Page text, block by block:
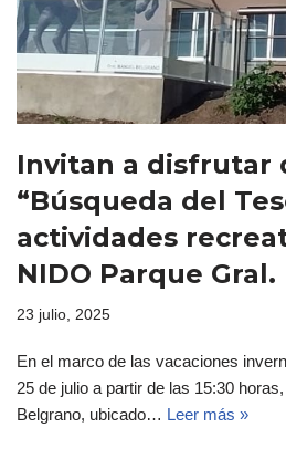
Invitan a disfrutar
“Búsqueda del
actividades
NIDO Parque
23 julio, 2025
En el marco de las vacaciones
25 de julio a partir de las 15:30
Belgrano, ubicado… Leer más »